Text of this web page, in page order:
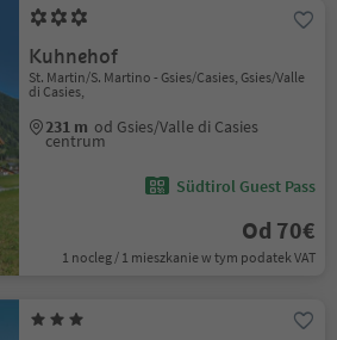
Kuhnehof
St. Martin/S. Martino - Gsies/Casies, Gsies/Valle
di Casies,
231 m od Gsies/Valle di Casies
centrum
Südtirol Guest Pass
Od 70€
1 nocleg / 1 mieszkanie w tym podatek VAT